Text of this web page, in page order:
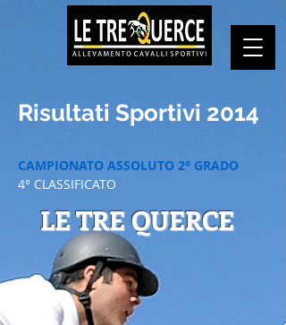
Risultati Sportivi 2014
CAMPIONATO ASSOLUTO 2° GRADO
4° CLASSIFICATO
LE TRE QUERCE